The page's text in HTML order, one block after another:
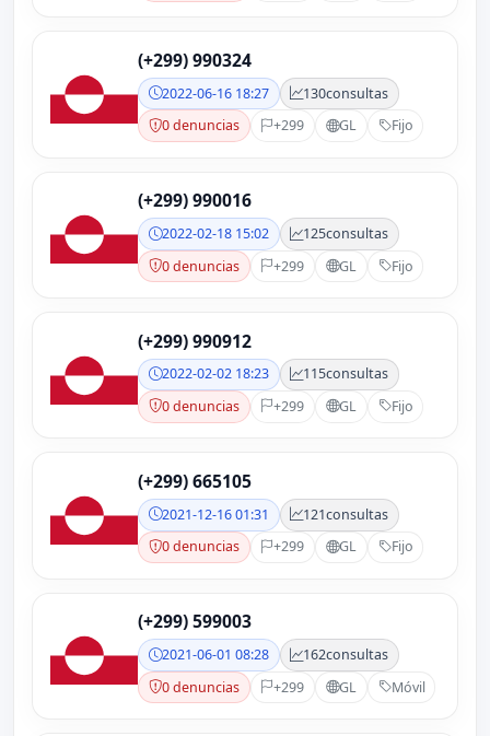
(+299) 990324
2022-06-16 18:27 130consultas
0 denuncias
+299 GL Fijo
(+299) 990016
2022-02-18 15:02 125consultas
0 denuncias
+299 GL Fijo
(+299) 990912
2022-02-02 18:23 115consultas
0 denuncias
+299 GL Fijo
(+299) 665105
2021-12-16 01:31 121consultas
0 denuncias
+299 GL Fijo
(+299) 599003
2021-06-01 08:28 162consultas
0 denuncias
+299 GL Móvil